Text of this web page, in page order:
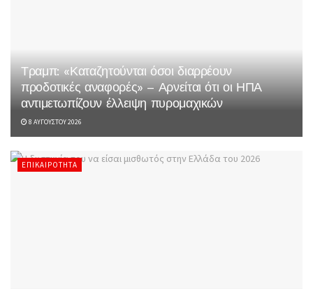
Τραμπ: «Καταζητούνται όσοι διαρρέουν
προδοτικές αναφορές» – Αρνείται ότι οι ΗΠΑ
αντιμετωπίζουν έλλειψη πυρομαχικών
8 ΑΥΓΟΎΣΤΟΥ 2026
ΕΠΙΚΑΙΡΌΤΗΤΑ